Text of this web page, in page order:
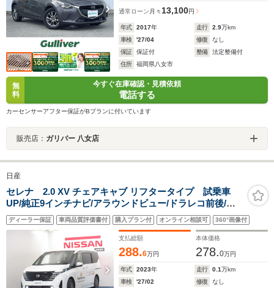
通常ローン 月々13,100円
年式 2017年 走行 2.9万km
車検
'27/04 修復
なし
保証
保証付 整備
法定整備付
住所
福岡県八女市
無
料
今すぐ在庫確認・見積依頼
電話する
カーセンサーアフター保証がBプランに付いています
販売店： ガリバー 八女店
日産
セレナ 2.0 XV チェアキャブ リフタータイプ 試乗車
UP/純正9インチナビ/アラウンドビュー/ドラレコ前後/両
側オートスライドドア/プロパイロット/スマ-トルームミ
ラ-/ETC
ディーラー保証 車両品質評価書付 購入プラン付 オンライン相談可 360°画像付
支払総額
288.6万円
本体価格
278.0万円
年式 2023年 走行 0.1万km
車検
'27/02 修復
なし